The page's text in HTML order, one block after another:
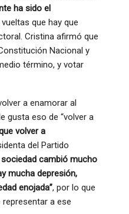
ha sido el
que hay que
Cristina afirmó que
Nacional y
término, y votar
a enamorar al
gusta eso de “volver a
volver a
del Partido
sociedad cambió mucho
mucha depresión,
enojada”, por lo que
a ese